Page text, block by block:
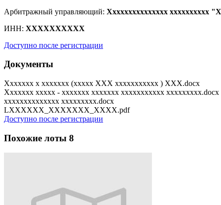
Арбитражный управляющий: Xxxxxxxxxxxxxxx xxxxxxxxxx
ИНН: XXXXXXXXXX
Доступно после регистрации
Документы
Xxxxxxx x xxxxxxx (xxxxx XXX xxxxxxxxxxx ) XXX.docx
Xxxxxxx xxxxx - xxxxxxx xxxxxxx xxxxxxxxxxx xxxxxxxxx.docx
xxxxxxxxxxxxxx xxxxxxxxx.docx
LXXXXXX_XXXXXXX_XXXX.pdf
Доступно после регистрации
Похожие лоты 8